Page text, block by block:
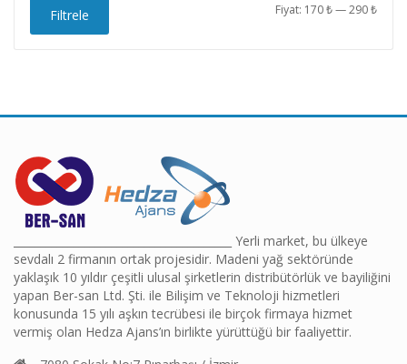
En
En
Filtrele Fiyat: 170 ₺—290 ₺
________________________________________ Yerli market, bu ülkeye
sevdalı 2 firmanın ortak projesidir. Madeni yağ sektöründe
yaklaşık 10 yıldır çeşitli ulusal şirketlerin distribütörlük ve bayiliğini
yapan Ber-san Ltd. Şti. ile Bilişim ve Teknoloji hizmetleri
konusunda 15 yılı aşkın tecrübesi ile birçok firmaya hizmet
vermiş olan Hedza Ajans’ın birlikte yürüttüğü bir faaliyettir.